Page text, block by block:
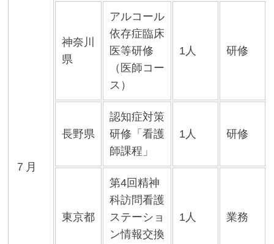
７月
神奈川
県
アルコール
依存症臨床
医等研修
（医師コー
ス）
1人 研修
長野県
認知症対策
研修「看護
師課程」
1人 研修
東京都
第4回精神
科訪問看護
ステーショ
ン情報交換
1人 業務